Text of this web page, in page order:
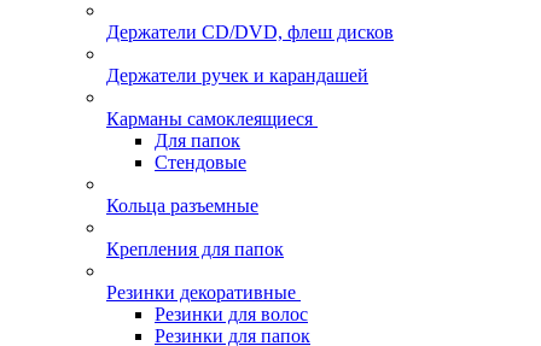
Держатели CD/DVD, флеш дисков
Держатели ручек и карандашей
Карманы самоклеящиеся
Для папок
Стендовые
Кольца разъемные
Крепления для папок
Резинки декоративные
Резинки для волос
Резинки для папок